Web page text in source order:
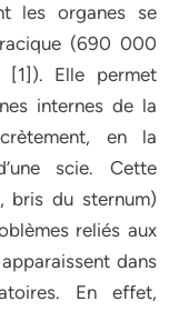
les organes se
(690 000
[1]). Elle permet
internes de la
en la
scie. Cette
bris du sternum)
reliés aux
dans
En effet,